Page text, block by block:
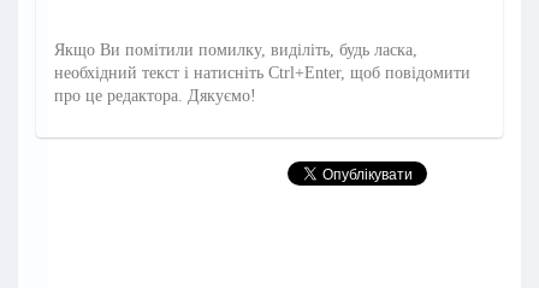
Якщо Ви помітили помилку, виділіть, будь ласка,
необхідний текст і натисніть Ctrl+Enter, щоб повідомити
про це редактора. Дякуємо!